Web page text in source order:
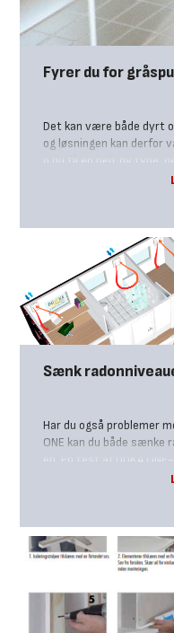
Fyrer du for
Det kan være både dyrt
og løsningen kan derfor
n du få en helt ny type,
tere og som bevarer din
Sænk
Har du også problemer
ONE kan du både sænke
en. En test af DUKA
viste en reduktion på
som hurtigt viste, at
n.